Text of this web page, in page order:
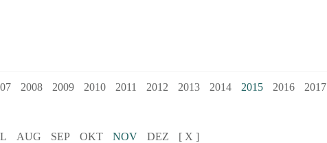
2008 2009 2010 2011 2012 2013 2014 2015 2016 2017
AUG SEP OKT NOV DEZ [ X ]